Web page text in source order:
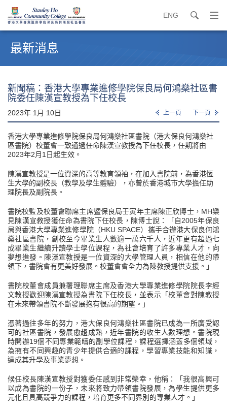
ENG search
打
開
始
最新消息
新聞稿：香港大學專業進修學院保良局何鴻燊社區書
院委任陳漢宣教授為下任校長
2023年 1月 10日 上一頁 下一頁
香港大學專業進修學院保良局何鴻燊社區書院（港大保良何鴻燊社
區書院）校董會一致通過任命陳漢宣教授為下任校長，任期將由
2023年2月1日起生效。
陳漢宣教授是一位資深的高等教育領袖，在加入書院前，為香港恆
生大學的副校長（教學及學生體驗），亦曾於香港城市大學擔任助
理院長及副院長。
書院校監及校董會聯席主席暨保良局壬寅年主席陳正欣博士，MH樂
見陳漢宣教授獲任命為書院下任校長，陳博士說：「自2005年保良
局與香港大學專業進修學院（HKU SPACE）攜手合辦港大保良何鴻
燊社區書院，創校至今畢業生人數逾一萬六千人，近年更有超過七
成畢業生繼續升讀學士學位課程，為社會培育了許多專業人才，向
夢想進發。陳漢宣教授是一位資深的大學管理人員，相信在他的帶
領下，書院會有更美好發展。校董會會全力為陳教授提供支援。」
書院校董會成員兼署理聯席主席及香港大學專業進修學院院長李經
文教授歡迎陳漢宣教授為書院下任校長，並表示「校董會對陳教授
在未來帶領書院不斷發展抱有很高的期望。」
憑著過往多年的努力，港大保良何鴻燊社區書院已成為一所廣受認
可的社區書院，發展愈趨成熟，近年書院的收生人數理想。書院現
時開辦19個不同專業範疇的副學位課程，課程選擇涵蓋多個領域，
為擁有不同興趣的青少年提供合適的課程，學習專業技能和知識，
達成其升學及事業夢想。
候任校長陳漢宣教授對獲委任感到非常榮幸，他稱：「我很高興可
以成為書院的一份子，未來將致力帶領書院發展，為學生提供更多
元化且具高競爭力的課程，培育更多不同界別的專業人才。」